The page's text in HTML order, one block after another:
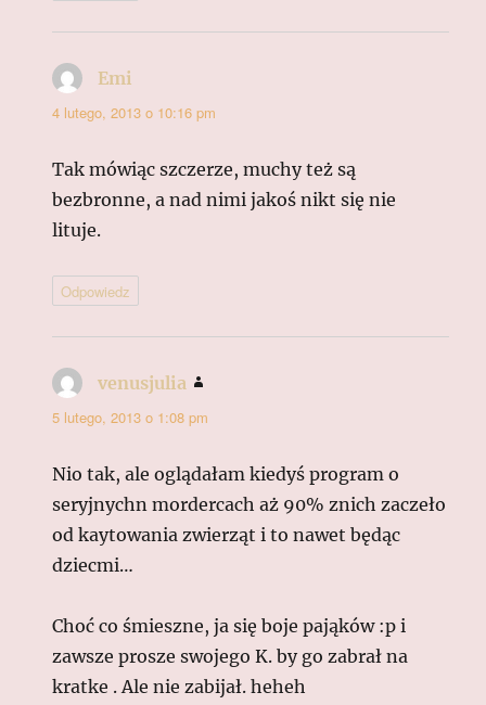
Emi
4 lutego, 2013 o 10:16 pm
Tak mówiąc szczerze, muchy też są
bezbronne, a nad nimi jakoś nikt się nie
lituje.
Odpowiedz
venusjulia
5 lutego, 2013 o 1:08 pm
Nio tak, ale oglądałam kiedyś program o
seryjnychn mordercach aż 90% znich zaczeło
od kaytowania zwierząt i to nawet będąc
dziecmi…
Choć co śmieszne, ja się boje pająków :p i
zawsze prosze swojego K. by go zabrał na
kratke . Ale nie zabijał. heheh